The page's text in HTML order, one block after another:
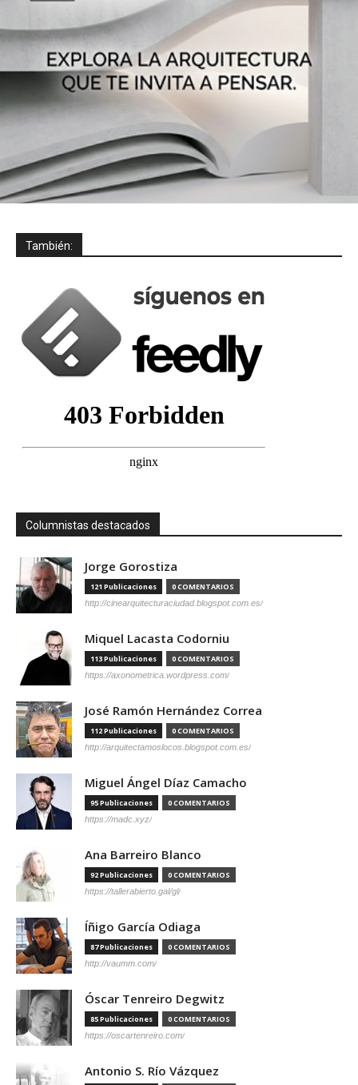
También:
Columnistas destacados
Jorge Gorostiza
121 Publicaciones 0 COMENTARIOS
http://cinearquitecturaciudad.blogspot.com.es/
Miquel Lacasta Codorniu
113 Publicaciones 0 COMENTARIOS
https://axonometrica.wordpress.com/
José Ramón Hernández Correa
112 Publicaciones 0 COMENTARIOS
http://arquitectamoslocos.blogspot.com.es/
Miguel Ángel Díaz Camacho
95 Publicaciones 0 COMENTARIOS
https://madc.xyz/
Ana Barreiro Blanco
92 Publicaciones 0 COMENTARIOS
https://tallerabierto.gal/gl/
Íñigo García Odiaga
87 Publicaciones 0 COMENTARIOS
http://vaumm.com/
Óscar Tenreiro Degwitz
85 Publicaciones 0 COMENTARIOS
https://oscartenreiro.com/
Antonio S. Río Vázquez